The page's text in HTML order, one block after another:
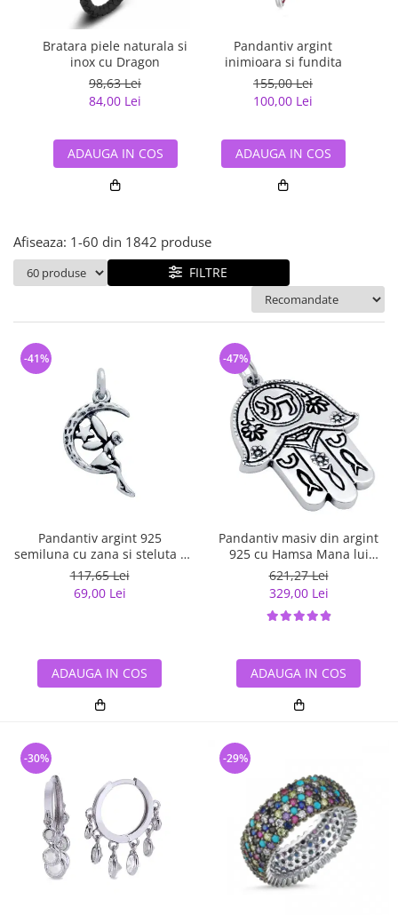
semipretioase
Bijuterii argint placat cu aur
Bijuterii argint cu diverse
Bijuterii de Lux
Bijuterii gotice si rock
Bijuterii Handmade
Bijuterii fantezie
Bijuterii tungsten
Solutii si lavete de curatare
bijuterii argint
Bratara piele naturala si
inox cu Dragon
98,63 Lei
84,00 Lei
ADAUGA IN COS
Pandantiv argint
inimioara si fundita
155,00 Lei
100,00 Lei
ADAUGA IN COS
Afiseaza: 1-60 din 1842 produse
FILTRE
Pandantiv argint 925
semiluna cu zana si steluta -
Be Fantastic PSX0560
117,65 Lei
69,00 Lei
-41%
ADAUGA IN COS
Pandantiv masiv din argint
925 cu Hamsa Mana lui
Fatima
621,27 Lei
329,00 Lei
-47%
ADAUGA IN COS
-30% -29%